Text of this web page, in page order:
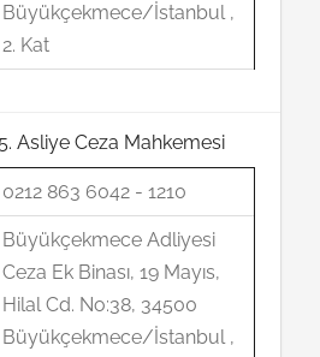
Büyükçekmece/İstanbul ,
2. Kat
Asliye Ceza Mahkemesi
0212 863 6042 - 1210
Büyükçekmece Adliyesi
Ceza Ek Binası, 19 Mayıs,
Hilal Cd. No:38, 34500
Büyükçekmece/İstanbul ,